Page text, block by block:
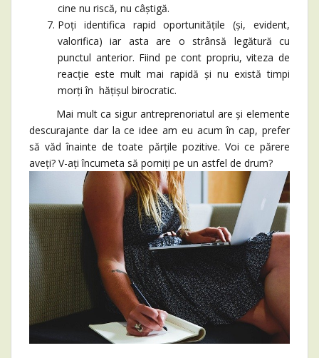
cine nu riscă, nu câștigă.
Poți identifica rapid oportunitățile (și, evident,
valorifica) iar asta are o strânsă legătură cu
punctul anterior. Fiind pe cont propriu, viteza de
reacție este mult mai rapidă și nu există timpi
morți în hățișul birocratic.
Mai mult ca sigur antreprenoriatul are și elemente
descurajante dar la ce idee am eu acum în cap, prefer
să văd înainte de toate părțile pozitive. Voi ce părere
aveți? V-ați încumeta să porniți pe un astfel de drum?